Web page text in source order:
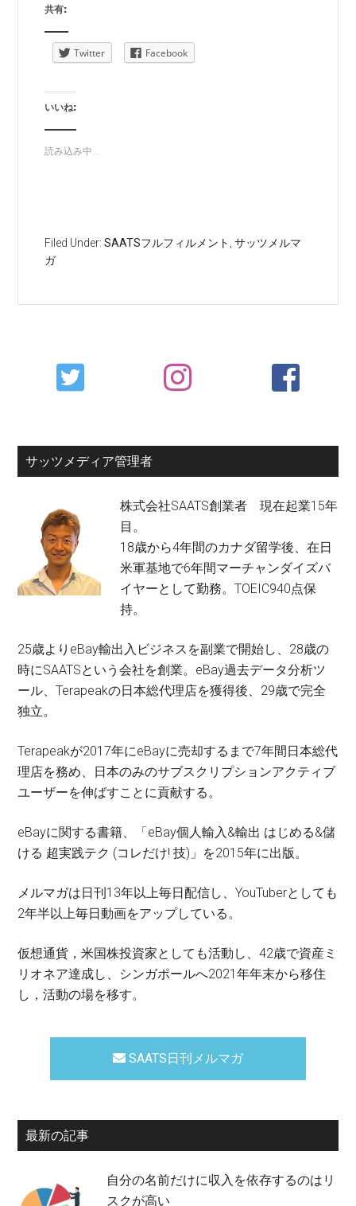
共有:
Twitter Facebook
いいね:
読み込み中...
Filed Under:SAATSフルフィルメント ,サッツメルマ
ガ
Primary
Sidebar
サッツメディア管理者
株式会社SAATS創業者 現在起業15年
目。
18歳から4年間のカナダ留学後、在日
米軍基地で6年間マーチャンダイズバ
イヤーとして勤務。TOEIC940点保
持。
25歳よりeBay輸出入ビジネスを副業で開始し、28歳の
時にSAATSという会社を創業。eBay過去データ分析ツ
ール、Terapeakの日本総代理店を獲得後、29歳で完全
独立。
Terapeakが2017年にeBayに売却するまで7年間日本総代
理店を務め、日本のみのサブスクリプションアクティブ
ユーザーを伸ばすことに貢献する。
eBayに関する書籍、「eBay個人輸入&輸出 はじめる&儲
ける 超実践テク (コレだけ! 技)」を2015年に出版。
メルマガは日刊13年以上毎日配信し、YouTuberとしても
2年半以上毎日動画をアップしている。
仮想通貨，米国株投資家としても活動し、42歳で資産ミ
リオネア達成し、シンガポールへ2021年年末から移住
し，活動の場を移す。
SAATS日刊メルマガ
最新の記事
自分の名前だけに収入を依存するのはリ
スクが高い